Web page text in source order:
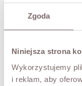
Zgoda
Niniejsza strona
Wykorzystujemy
i reklam, aby